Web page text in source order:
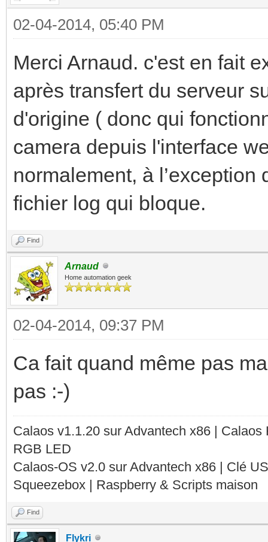
02-04-2014, 05:40 PM
Merci Arnaud. c'est en fait
après transfert du serveur
d'origine ( donc qui
camera depuis l'interface
normalement, à
fichier log qui bloque.
Find
Arnaud
Home automation geek
02-04-2014, 09:37 PM
Ca fait quand même pas
pas :-)
Calaos v1.1.20 sur Advantech x86 |
RGB LED
Calaos-OS v2.0 sur Advantech x86 | Clé
Squeezebox | Raspberry & Scripts maison
Find
Flykri